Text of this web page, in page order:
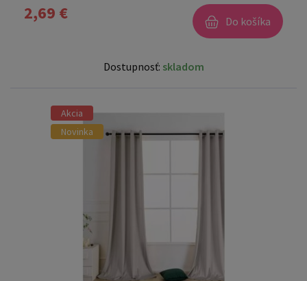
2,69 € Do košíka
Dostupnosť: skladom
Akcia
Novinka